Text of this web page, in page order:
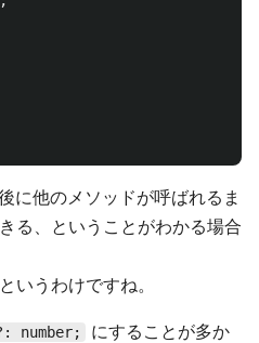
に他のメソッドが呼ばれるま
る、ということがわかる場合
いうわけですね。
number;
にすることが多か